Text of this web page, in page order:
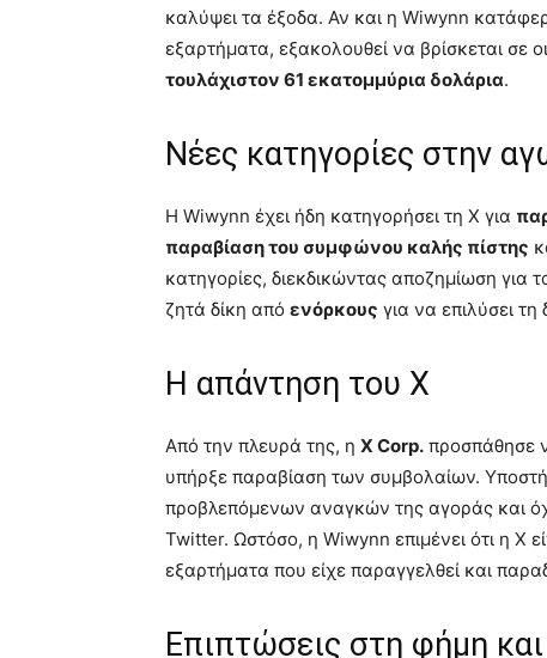
καλύψει τα έξοδα. Αν και η Wiwynn
εξαρτήματα, εξακολουθεί να βρίσκεται σε
τουλάχιστον 61 εκατομμύρια δολάρια.
Νέες κατηγορίες στην
Η Wiwynn έχει ήδη κατηγορήσει τη X για
παραβίαση του συμφώνου καλής πίστης
κατηγορίες, διεκδικώντας αποζημίωση για
ζητά δίκη από ενόρκους για να επιλύσει
Η απάντηση του X
Από την πλευρά της, η X Corp. προσπάθησε
υπήρξε παραβίαση των συμβολαίων.
προβλεπόμενων αναγκών της αγοράς και
Twitter. Ωστόσο, η Wiwynn επιμένει ότι η X
εξαρτήματα που είχε παραγγελθεί και
Επιπτώσεις στη φήμη